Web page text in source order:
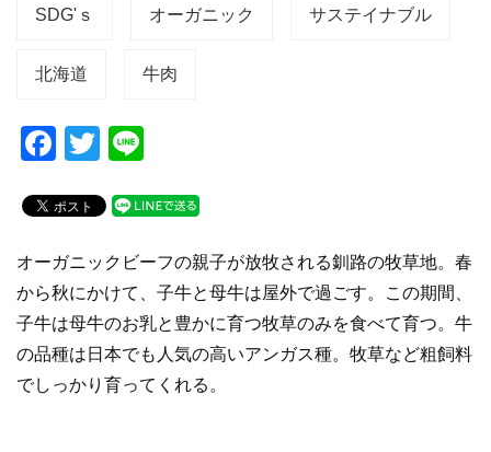
SDG'ｓ オーガニック サステイナブル
北海道 牛肉
F
c
e
b
o
o
k
T
tt
er
e
オーガニックビーフの親子が放牧される釧路の牧草地。春
から秋にかけて、子牛と母牛は屋外で過ごす。この期間、
子牛は母牛のお乳と豊かに育つ牧草のみを食べて育つ。牛
の品種は日本でも人気の高いアンガス種。牧草など粗飼料
でしっかり育ってくれる。